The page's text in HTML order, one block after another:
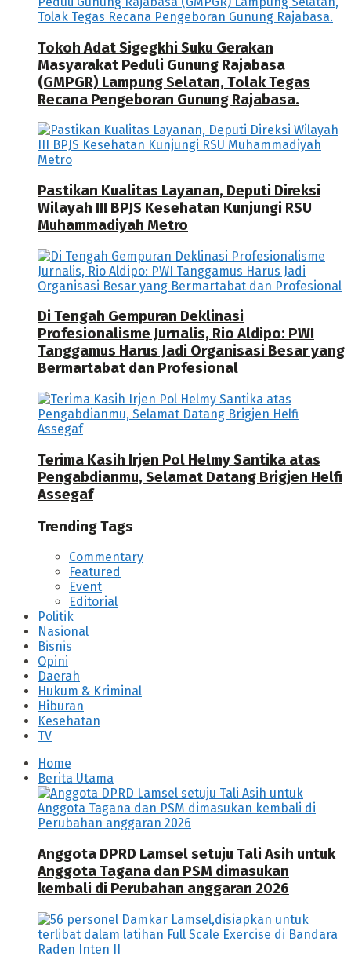
Tokoh Adat Sigegkhi Suku Gerakan
Masyarakat Peduli Gunung Rajabasa
(GMPGR) Lampung Selatan, Tolak Tegas
Recana Pengeboran Gunung Rajabasa.
Pastikan Kualitas Layanan, Deputi Direksi
Wilayah III BPJS Kesehatan Kunjungi RSU
Muhammadiyah Metro
Di Tengah Gempuran Deklinasi
Profesionalisme Jurnalis, Rio Aldipo: PWI
Tanggamus Harus Jadi Organisasi Besar yang
Bermartabat dan Profesional
Terima Kasih Irjen Pol Helmy Santika atas
Pengabdianmu, Selamat Datang Brigjen Helfi
Assegaf
Trending Tags
Commentary
Featured
Event
Editorial
Politik
Nasional
Bisnis
Opini
Daerah
Hukum & Kriminal
Hiburan
Kesehatan
TV
Home
Berita Utama
Anggota DPRD Lamsel setuju Tali Asih untuk
Anggota Tagana dan PSM dimasukan
kembali di Perubahan anggaran 2026